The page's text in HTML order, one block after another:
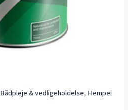
Bådpleje & vedligeholdelse, Hempel